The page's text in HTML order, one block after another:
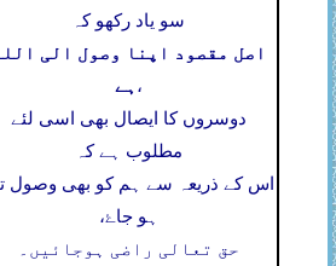
سو یاد رکھو کہ
اصل مقصود اپنا وصول الی
ہے ،
دوسروں کا ایصال بھی اسی لئے
مطلوب ہے کہ
اس کے ذریعہ سے ہم کو بھی وصول
ہو جاۓ،
حق تعالی راضی ہوجائیں۔